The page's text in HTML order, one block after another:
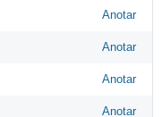
Anotar
Anotar
Anotar
Anotar